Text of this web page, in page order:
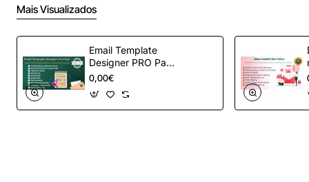
Mais Visualizados
Email Template
Designer PRO Pack
– Automação de e-
mail definitiva para
OpenCart
0,00€